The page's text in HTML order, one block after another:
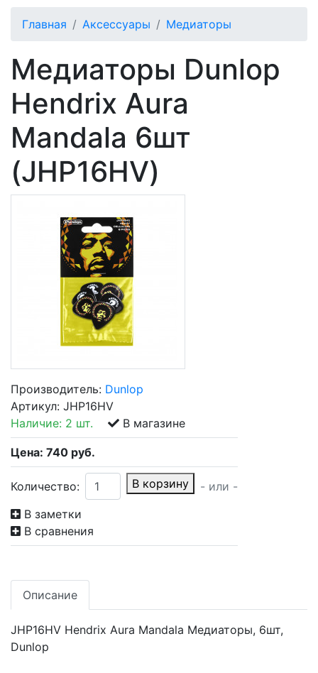
Главная Аксессуары Медиаторы
Медиаторы Dunlop
Hendrix Aura
Mandala 6шт
(JHP16HV)
Производитель: Dunlop
Артикул: JHP16HV
Наличие: 2 шт. В магазине
Цена: 740 руб.
Количество: В корзину
- или -
В заметки
В сравнения
Описание
JHP16HV Hendrix Aura Mandala Медиаторы, 6шт,
Dunlop